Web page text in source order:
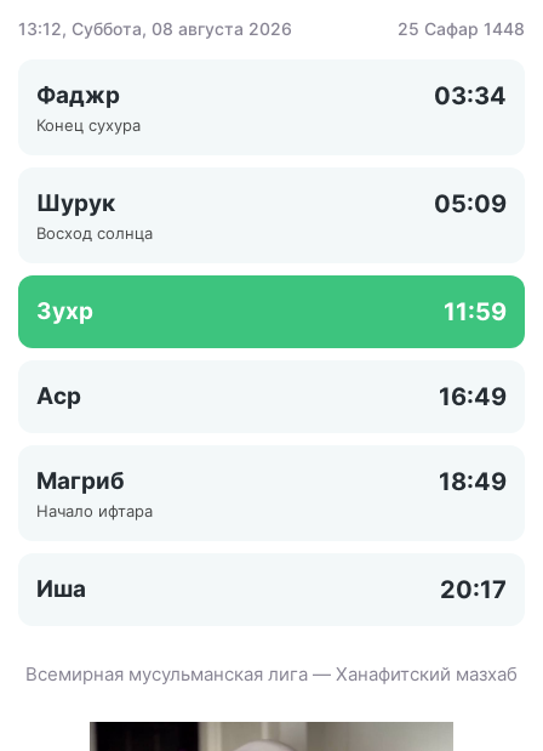
13:12, Суббота, 08 августа 2026 25 Сафар 1448
Фаджр 03:34
Конец сухура
Шурук 05:09
Восход солнца
Зухр 11:59
Аср 16:49
Магриб 18:49
Начало ифтара
Иша 20:17
Всемирная мусульманская лига — Ханафитский мазхаб